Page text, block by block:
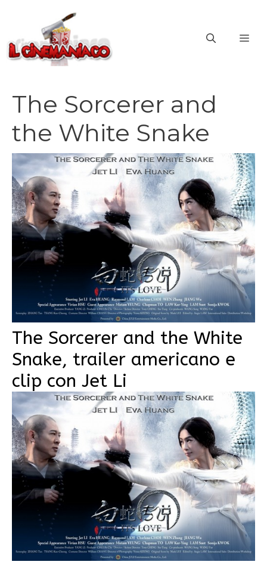
contenuto
The Sorcerer and
the White Snake
The Sorcerer and the White
Snake, trailer americano e
clip con Jet Li